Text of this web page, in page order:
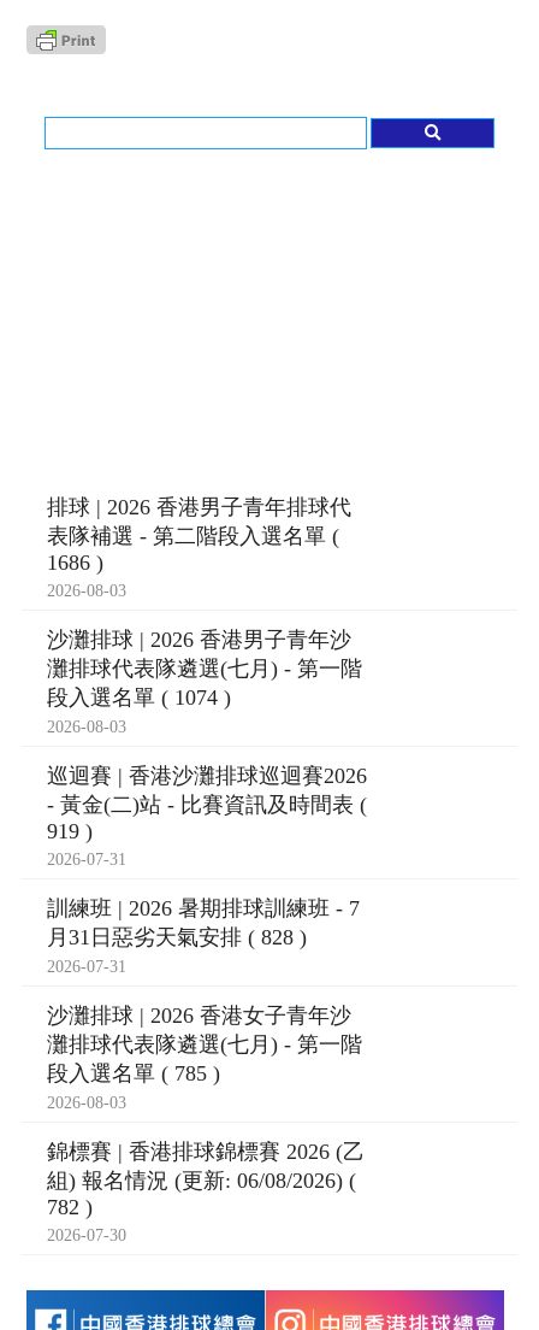
排球 | 2026 香港男子青年排球代
表隊補選 - 第二階段入選名單 (
1686 )
2026-08-03
沙灘排球 | 2026 香港男子青年沙
灘排球代表隊遴選(七月) - 第一階
段入選名單 ( 1074 )
2026-08-03
巡迴賽 | 香港沙灘排球巡迴賽2026
- 黃金(二)站 - 比賽資訊及時間表 (
919 )
2026-07-31
訓練班 | 2026 暑期排球訓練班 - 7
月31日惡劣天氣安排 ( 828 )
2026-07-31
沙灘排球 | 2026 香港女子青年沙
灘排球代表隊遴選(七月) - 第一階
段入選名單 ( 785 )
2026-08-03
錦標賽 | 香港排球錦標賽 2026 (乙
組) 報名情況 (更新: 06/08/2026) (
782 )
2026-07-30